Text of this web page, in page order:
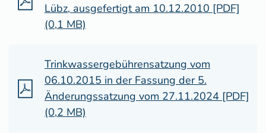
Lübz, ausgefertigt am 10.12.2010 [PDF]
(0,1 MB)
Trinkwassergebührensatzung vom
06.10.2015 in der Fassung der 5.
Änderungssatzung vom 27.11.2024 [PDF]
(0,2 MB)